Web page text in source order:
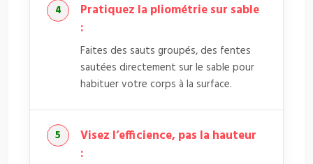
Pratiquez la pliométrie sur sable
:
Faites des sauts groupés, des fentes
sautées directement sur le sable pour
habituer votre corps à la surface.
Visez l’efficience, pas la hauteur
: